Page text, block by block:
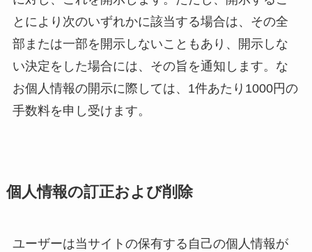
とにより次のいずれかに該当する場合は、その全
部または一部を開示しないこともあり、開示しな
い決定をした場合には、その旨を通知します。な
お個人情報の開示に際しては、1件あたり1000円の
手数料を申し受けます。
個人情報の訂正および削除
ユーザーは当サイトの保有する自己の個人情報が